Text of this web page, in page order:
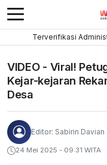
Terverifikasi
VIDEO - Viral!
Kejar-kejaran
Desa
Editor: Sabirin Davian
24 Mei 2025 - 09:31 WITA